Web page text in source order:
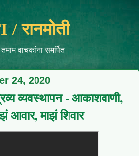
रानमोती
वाचकांना समर्पित
24, 2020
व्यवस्थापन - आकाशवाणी,
आवार, माझं शिवार